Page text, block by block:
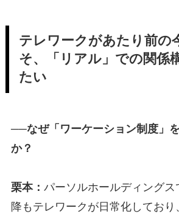
テレワークがあたり前の
そ、「リアル」での関係
たい
──なぜ「ワーケーション制度」
か？
栗本： パーソルホールディングス
降もテレワークが日常化してお